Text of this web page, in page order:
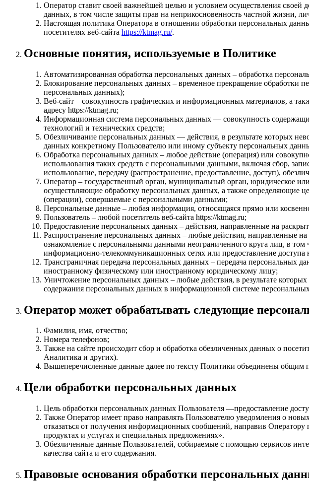
Оператор ставит своей важнейшей целью и условием осуществления своей
данных, в том числе защиты прав на неприкосновенность частной жизни,
Настоящая политика Оператора в отношении обработки персональных
посетителях веб-сайта https://ktmag.ru/.
Основные понятия, используемые в Политике
Автоматизированная обработка персональных данных – обработка
Блокирование персональных данных – временное прекращение обработки
персональных данных);
Веб-сайт – совокупность графических и информационных материалов, а
адресу https://ktmag.ru;
Информационная система персональных данных — совокупность
технологий и технических средств;
Обезличивание персональных данных — действия, в результате которых
данных конкретному Пользователю или иному субъекту персональных
Обработка персональных данных – любое действие (операция) или
использования таких средств с персональными данными, включая сбор,
использование, передачу (распространение, предоставление, доступ),
Оператор – государственный орган, муниципальный орган, юридическое
осуществляющие обработку персональных данных, а также определяющие
(операции), совершаемые с персональными данными;
Персональные данные – любая информация, относящаяся прямо или
Пользователь – любой посетитель веб-сайта https://ktmag.ru;
Предоставление персональных данных – действия, направленные на
Распространение персональных данных – любые действия, направленные
ознакомление с персональными данными неограниченного круга лиц, в
информационно-телекоммуникационных сетях или предоставление
Трансграничная передача персональных данных – передача персональных
иностранному физическому или иностранному юридическому лицу;
Уничтожение персональных данных – любые действия, в результате
содержания персональных данных в информационной системе
Оператор может обрабатывать следующие
Фамилия, имя, отчество;
Номера телефонов;
Также на сайте происходит сбор и обработка обезличенных данных о
Аналитика и других).
Вышеперечисленные данные далее по тексту Политики объединены общим
Цели обработки персональных данных
Цель обработки персональных данных Пользователя —предоставление
Также Оператор имеет право направлять Пользователю уведомления о
отказаться от получения информационных сообщений, направив Оператору
продуктах и услугах и специальных предложениях».
Обезличенные данные Пользователей, собираемые с помощью сервисов
качества сайта и его содержания.
Правовые основания обработки персональных